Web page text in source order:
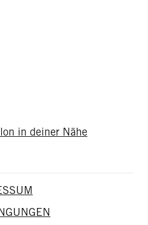
in deiner Nähe